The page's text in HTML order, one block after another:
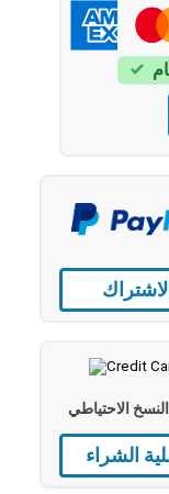
الاشتراك
الاحتياطي
الشراء